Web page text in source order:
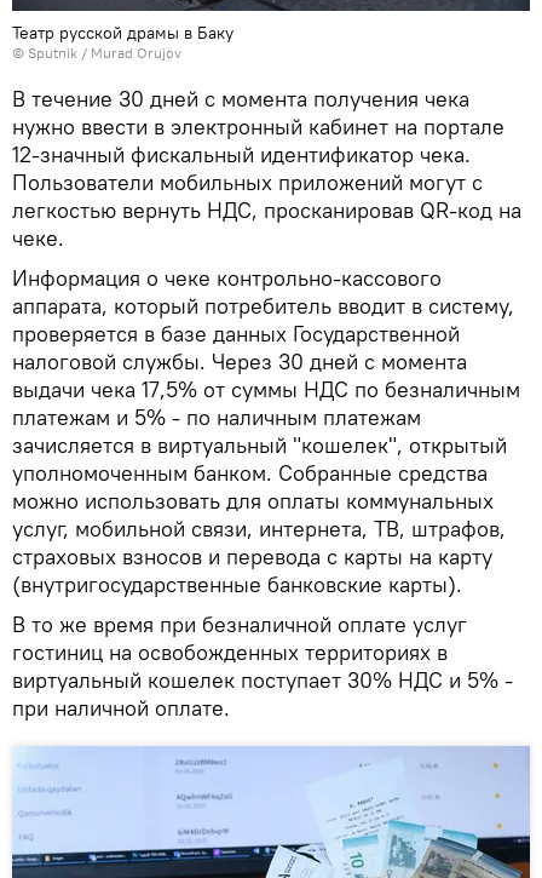
Театр русской драмы в Баку
© Sputnik / Murad Orujov
В течение 30 дней с момента получения чека
нужно ввести в электронный кабинет на портале
12-значный фискальный идентификатор чека.
Пользователи мобильных приложений могут с
легкостью вернуть НДС, просканировав QR-код на
чеке.
Информация о чеке контрольно-кассового
аппарата, который потребитель вводит в систему,
проверяется в базе данных Государственной
налоговой службы. Через 30 дней с момента
выдачи чека 17,5% от суммы НДС по безналичным
платежам и 5% - по наличным платежам
зачисляется в виртуальный "кошелек", открытый
уполномоченным банком. Собранные средства
можно использовать для оплаты коммунальных
услуг, мобильной связи, интернета, ТВ, штрафов,
страховых взносов и перевода с карты на карту
(внутригосударственные банковские карты).
В то же время при безналичной оплате услуг
гостиниц на освобожденных территориях в
виртуальный кошелек поступает 30% НДС и 5% -
при наличной оплате.